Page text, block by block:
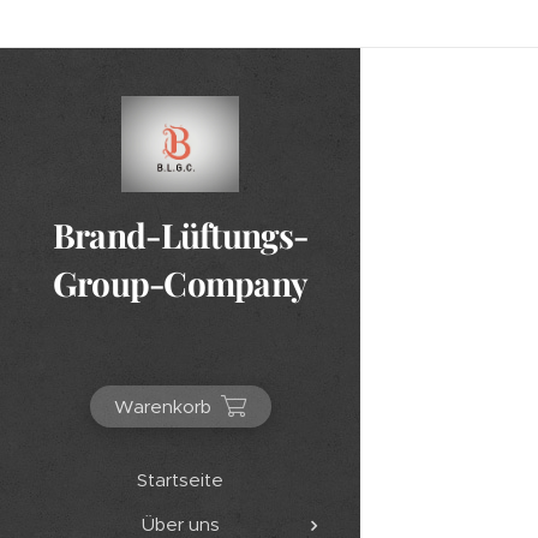
Brand-Lüftungs-
Group-Company
Warenkorb
Startseite
Über uns